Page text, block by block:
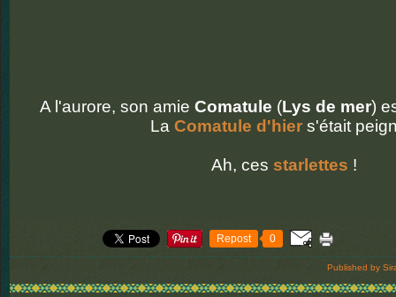
A l'aurore, son amie Comatule (Lys de mer)
La Comatule d'hier s'était
Ah, ces starlettes !
Repost 0
Published by